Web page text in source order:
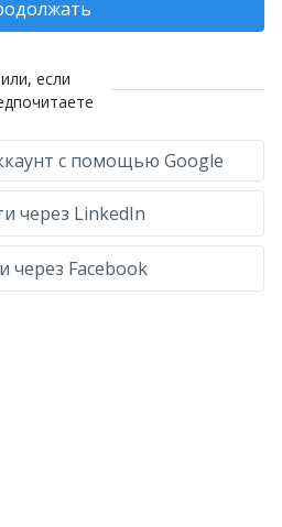
или, если
с помощью Google
через LinkedIn
через Facebook